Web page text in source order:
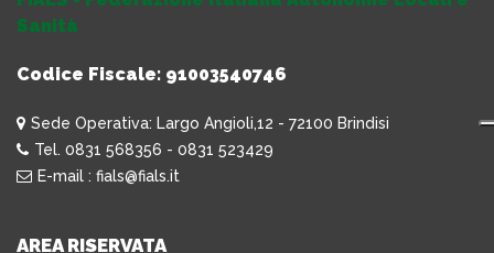
Sanità
Codice Fiscale: 91003540746
Sede Operativa: Largo Angioli,12 - 72100 Brindisi
Tel. 0831 568356 - 0831 523429
E-mail : fials@fials.it
AREA RISERVATA